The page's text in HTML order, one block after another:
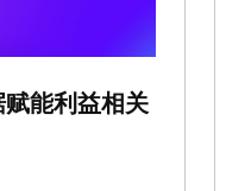
能利益相关